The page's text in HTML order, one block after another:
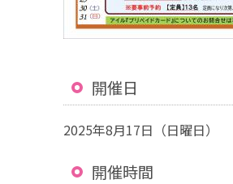
開催日
2025年8月17日（日曜日）
開催時間